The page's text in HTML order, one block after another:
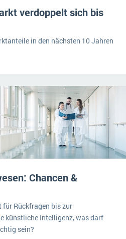
verdoppelt sich bis
in den nächsten 10 Jahren
Chancen &
für Rückfragen bis zur
künstliche Intelligenz, was darf
sein?